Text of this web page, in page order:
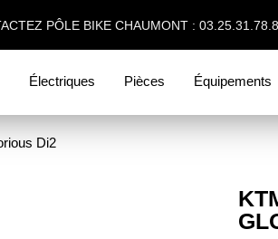
PÔLE BIKE CHAUMONT :
Électriques Pièces Équipements
Di2